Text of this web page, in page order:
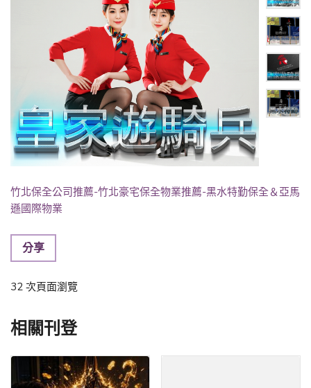
竹北保全公司推薦-竹北豪宅保全物業推薦-黑水特勤保全＆亞馬
遜國際物業
分享
32 次頁面瀏覽
相關刊登